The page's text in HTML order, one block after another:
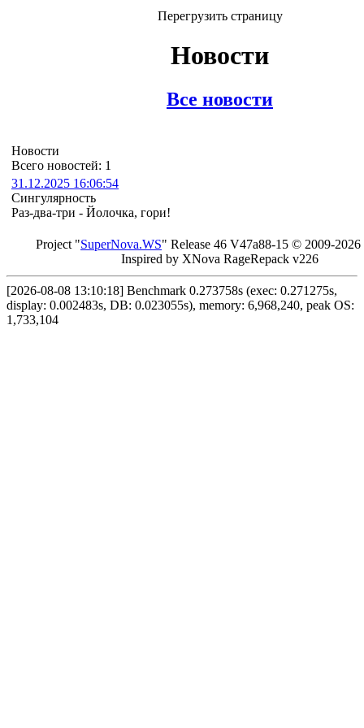
Перегрузить страницу
Новости
Все новости
Новости
Всего новостей: 1
31.12.2025 16:06:54
Сингулярность
Раз-два-три - Йолочка, гори!
Project "SuperNova.WS" Release 46 V47a88-15 © 2009-2026
Inspired by XNova RageRepack v226
[2026-08-08 13:10:18] Benchmark 0.273758s (exec: 0.271275s,
display: 0.002483s, DB: 0.023055s), memory: 6,968,240, peak OS:
1,733,104